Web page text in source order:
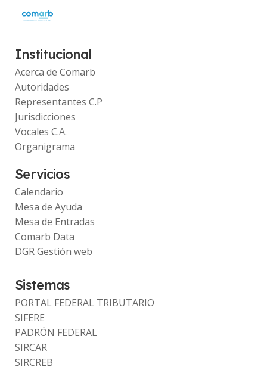
Institucional
Acerca de Comarb
Autoridades
Representantes C.P
Jurisdicciones
Vocales C.A.
Organigrama
Servicios
Calendario
Mesa de Ayuda
Mesa de Entradas
Comarb Data
DGR Gestión web
Sistemas
PORTAL FEDERAL TRIBUTARIO
SIFERE
PADRÓN FEDERAL
SIRCAR
SIRCREB